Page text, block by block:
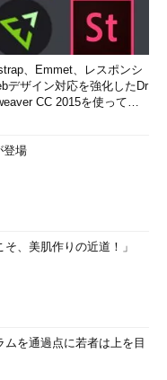
、Emmet、レスポンシ
デザイン対応を強化したDr
CC 2015を使って
登場
そ、美肌作りの近道！」
を通過点に若者は上を目